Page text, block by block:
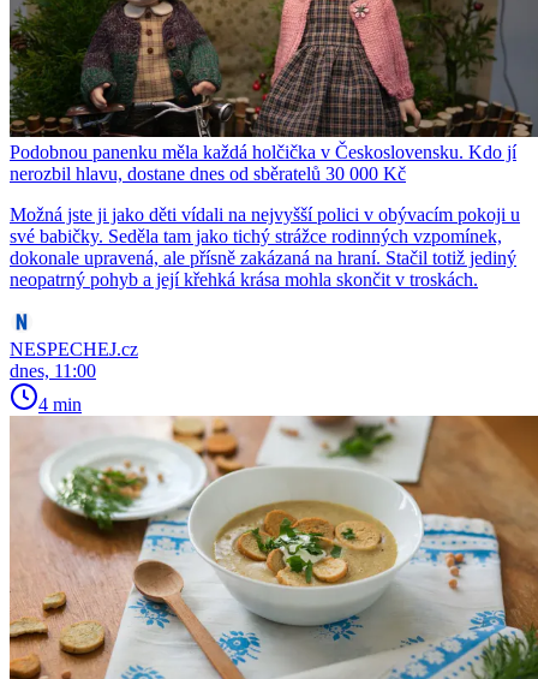
Podobnou panenku měla každá holčička v Československu. Kdo jí
nerozbil hlavu, dostane dnes od sběratelů 30 000 Kč
Možná jste ji jako děti vídali na nejvyšší polici v obývacím pokoji u
své babičky. Seděla tam jako tichý strážce rodinných vzpomínek,
dokonale upravená, ale přísně zakázaná na hraní. Stačil totiž jediný
neopatrný pohyb a její křehká krása mohla skončit v troskách.
NESPECHEJ.cz
dnes, 11:00
4 min